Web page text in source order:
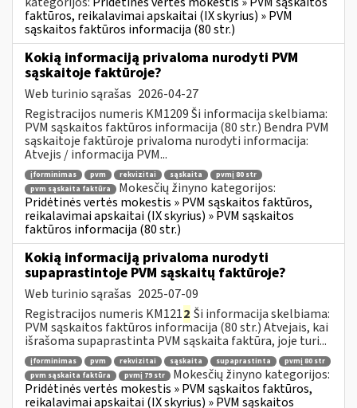
faktūros, reikalavimai apskaitai (IX skyrius) » PVM
sąskaitos faktūros informacija (80 str.)
Kokią informaciją privaloma nurodyti PVM
sąskaitoje faktūroje?
Web turinio sąrašas 2026-04-27
Registracijos numeris KM1209 Ši informacija skelbiama:
PVM sąskaitos faktūros informacija (80 str.) Bendra PVM
sąskaitoje faktūroje privaloma nurodyti informacija:
Atvejis / informacija PVM...
įforminimas pvm rekvizitai sąskaita
pvmį 80 str
pvm sąskaita faktūra
Mokesčių žinyno kategorijos:
Pridėtinės vertės mokestis » PVM sąskaitos faktūros,
reikalavimai apskaitai (IX skyrius) » PVM sąskaitos
faktūros informacija (80 str.)
Kokią informaciją privaloma nurodyti
supaprastintoje PVM sąskaitų faktūroje?
Web turinio sąrašas 2025-07-09
Registracijos numeris KM1212 Ši informacija skelbiama:
PVM sąskaitos faktūros informacija (80 str.) Atvejais, kai
išrašoma supaprastinta PVM sąskaita faktūra, joje turi...
įforminimas pvm rekvizitai sąskaita supaprastinta
pvmį 80 str
pvm sąskaita faktūra
pvmį 79 str
Mokesčių žinyno kategorijos:
Pridėtinės vertės mokestis » PVM sąskaitos faktūros,
reikalavimai apskaitai (IX skyrius) » PVM sąskaitos